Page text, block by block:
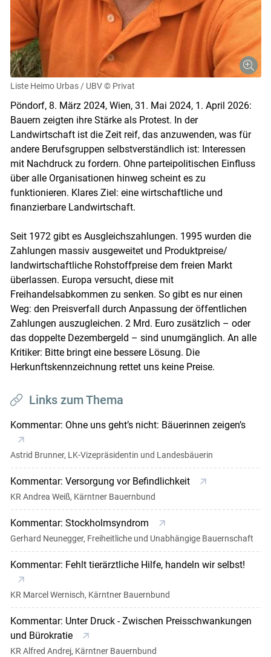
Skip to main content
Liste Heimo Urbas / UBV © Privat
Pöndorf, 8. März 2024, Wien, 31. Mai 2024, 1. ­April 2026:
Bauern zeigten ihre Stärke als Protest. In der
Landwirtschaft ist die Zeit reif, das anzuwenden, was für
andere Berufsgruppen selbstverständlich ist: Interessen
mit Nachdruck zu fordern. Ohne parteipolitischen Einfluss
über alle Organisationen hinweg scheint es zu
funktionieren. Klares Ziel: eine wirtschaftliche und
finanzierbare Landwirtschaft.
Seit 1972 gibt es Ausgleichszahlungen. 1995 wurden die
Zahlungen massiv ausgeweitet und Produktpreise/​
landwirtschaftliche Rohstoffpreise dem freien Markt
überlassen. Europa versucht, diese mit
Freihandelsabkommen zu senken. So gibt es nur einen
Weg: den Preisverfall durch Anpassung der öffentlichen
Zahlungen auszugleichen. 2 Mrd. Euro zusätzlich – oder
das doppelte Dezembergeld – sind unumgänglich. An alle
Kritiker: Bitte bringt eine bessere Lösung. Die
Herkunftskennzeichnung rettet uns keine Preise.
Links zum Thema
Kommentar: Ohne uns geht’s nicht: Bäuerinnen zeigen’s
Astrid Brunner, LK-Vizepräsidentin und Landesbäuerin
Kommentar: Versorgung vor Befindlichkeit
KR Andrea Weiß, Kärntner Bauernbund
Kommentar: Stockholmsyndrom
Gerhard Neunegger, Freiheitliche und Unabhängige Bauernschaft
Kommentar: Fehlt tierärztliche Hilfe, handeln wir selbst!
KR Marcel Wernisch, Kärntner Bauernbund
Kommentar: Unter Druck - Zwischen Preisschwankungen
und Bürokratie
KR Alfred Andrej, Kärntner Bauernbund